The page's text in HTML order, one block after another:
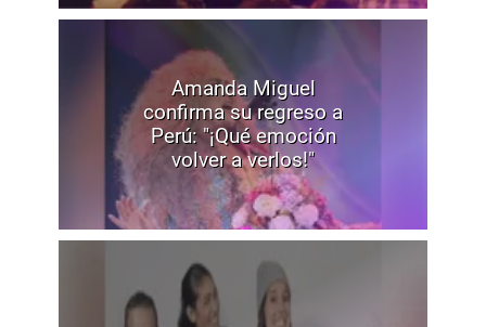
Amanda Miguel
confirma su regreso a
Perú: "¡Qué emoción
volver a verlos!"